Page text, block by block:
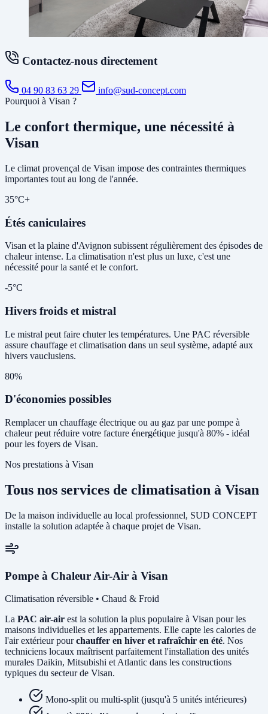
Contactez-nous directement
04 90 83 63 29
info@sud-concept.com
Pourquoi à Visan ?
Le confort thermique, une nécessité à
Visan
Le climat provençal de Visan impose des contraintes thermiques
importantes tout au long de l'année.
35°C+
Étés caniculaires
Visan et la plaine d'Avignon subissent régulièrement des épisodes de
chaleur intense. La climatisation n'est plus un luxe, c'est une
nécessité pour la santé et le confort.
-5°C
Hivers froids et mistral
Le mistral peut faire chuter les températures. Une PAC réversible
assure chauffage et climatisation dans un seul système, adapté aux
hivers vauclusiens.
80%
D'économies possibles
Remplacer un chauffage électrique ou au gaz par une pompe à
chaleur peut réduire votre facture énergétique jusqu'à 80% - idéal
pour les foyers de Visan.
Nos prestations à Visan
Tous nos services de climatisation à Visan
De la maison individuelle au local professionnel, SUD CONCEPT
installe la solution adaptée à chaque projet de Visan.
Pompe à Chaleur Air-Air à Visan
Climatisation réversible • Chaud & Froid
La PAC air-air est la solution la plus populaire à Visan pour les
maisons individuelles et les appartements. Elle capte les calories de
l'air extérieur pourchauffer en hiver et rafraîchir en été. Nos
techniciens locaux maîtrisent parfaitement l'installation des unités
murales Daikin, Mitsubishi et Atlantic dans les constructions
typiques du secteur de Visan.
Mono-split ou multi-split (jusqu'à 5 unités intérieures)